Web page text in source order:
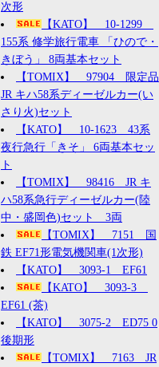
次形
【KATO】 10-1299
155系 修学旅行電車 「ひので・
きぼう」 8両基本セット
【TOMIX】 97904 限定品
JR キハ58系ディーゼルカー(い
さり火)セット
【KATO】 10-1623 43系
夜行急行「きそ」 6両基本セッ
ト
【TOMIX】 98416 JR キ
ハ58系急行ディーゼルカー(陸
中・盛岡色)セット 3両
【TOMIX】 7151 国
鉄 EF71形電気機関車(1次形)
【KATO】 3093-1 EF61
【KATO】 3093-3
EF61 (茶)
【KATO】 3075-2 ED75 0
後期形
【TOMIX】 7163 JR